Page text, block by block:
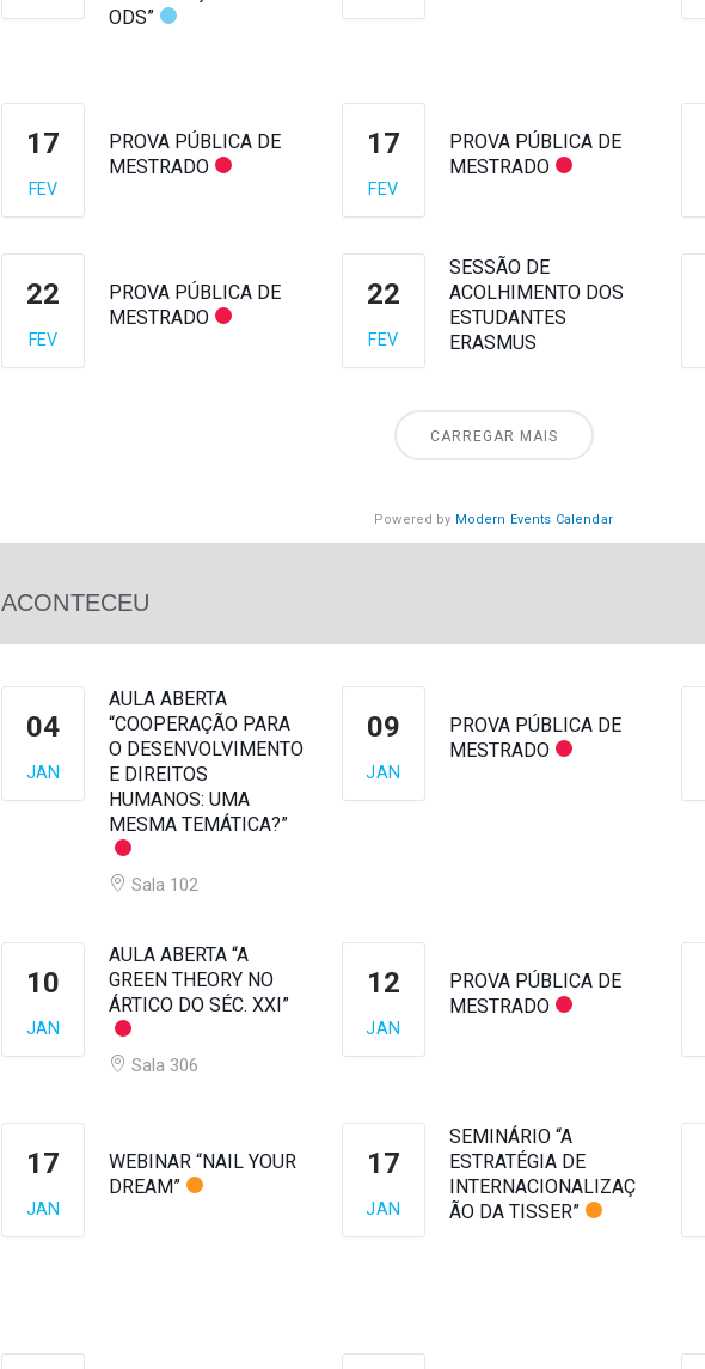
ODS”
17
FEV
PROVA PÚBLICA DE
MESTRADO
17
FEV
PROVA PÚBLICA DE
MESTRADO
22
FEV
PROVA PÚBLICA DE
MESTRADO
22
FEV
SESSÃO DE
ACOLHIMENTO DOS
ESTUDANTES
ERASMUS
CARREGAR MAIS
Powered by Modern Events Calendar
ACONTECEU
04
JAN
AULA ABERTA
“COOPERAÇÃO PARA
O DESENVOLVIMENTO
E DIREITOS
HUMANOS: UMA
MESMA TEMÁTICA?”
Sala 102
09
JAN
PROVA PÚBLICA DE
MESTRADO
10
JAN
AULA ABERTA “A
GREEN THEORY NO
ÁRTICO DO SÉC. XXI”
Sala 306
12
JAN
PROVA PÚBLICA DE
MESTRADO
17
JAN
WEBINAR “NAIL YOUR
DREAM”
17
JAN
SEMINÁRIO “A
ESTRATÉGIA DE
INTERNACIONALIZAÇ
ÃO DA TISSER”